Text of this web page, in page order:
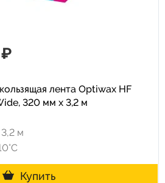
лента Optiwax HF
320 мм х 3,2 м
м
Купить